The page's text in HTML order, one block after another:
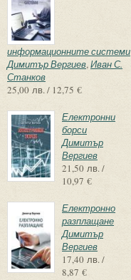
информационните системи
Димитър Вергиев,Иван С.
Станков
25,00 лв. / 12,75 €
Електронни
борси
Димитър
Вергиев
21,50 лв. /
10,97 €
Електронно
разплащане
Димитър
Вергиев
17,40 лв. /
8,87 €